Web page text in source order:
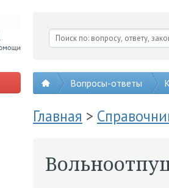
Вопросы-ответы
Главная >